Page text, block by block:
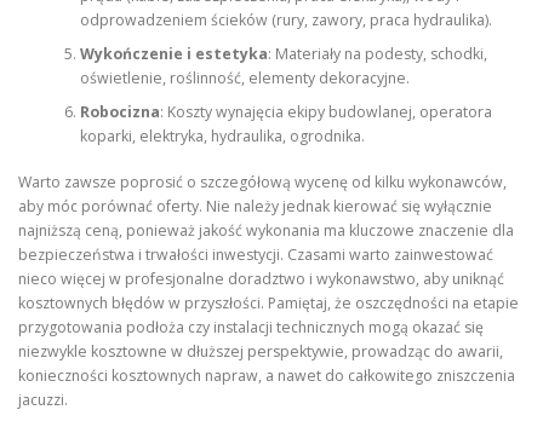
odprowadzeniem ścieków (rury, zawory, praca hydraulika).
Wykończenie i estetyka: Materiały na podesty, schodki,
oświetlenie, roślinność, elementy dekoracyjne.
Robocizna: Koszty wynajęcia ekipy budowlanej, operatora
koparki, elektryka, hydraulika, ogrodnika.
Warto zawsze poprosić o szczegółową wycenę od kilku wykonawców,
aby móc porównać oferty. Nie należy jednak kierować się wyłącznie
najniższą ceną, ponieważ jakość wykonania ma kluczowe znaczenie dla
bezpieczeństwa i trwałości inwestycji. Czasami warto zainwestować
nieco więcej w profesjonalne doradztwo i wykonawstwo, aby uniknąć
kosztownych błędów w przyszłości. Pamiętaj, że oszczędności na etapie
przygotowania podłoża czy instalacji technicznych mogą okazać się
niezwykle kosztowne w dłuższej perspektywie, prowadząc do awarii,
konieczności kosztownych napraw, a nawet do całkowitego zniszczenia
jacuzzi.